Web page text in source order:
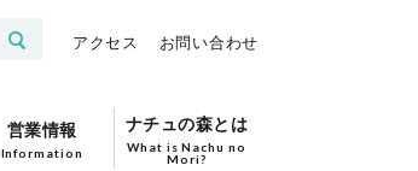
アクセス お問い合わせ
営業情報
Information
ナチュの森とは
What is Nachu no
Mori?